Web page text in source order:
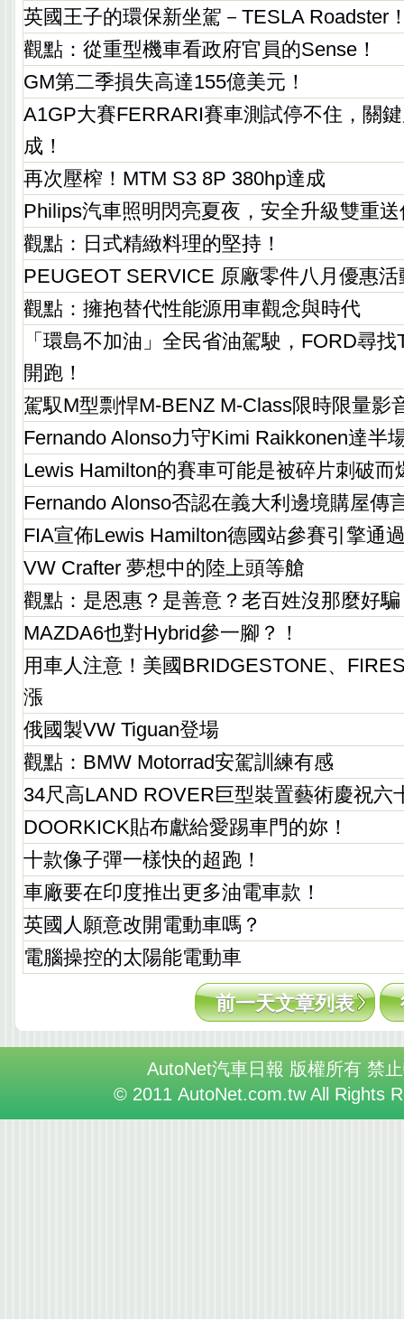
英國王子的環保新坐駕－TESLA Roadster
觀點：從重型機車看政府官員的Sense！
GM第二季損失高達155億美元！
A1GP大賽FERRARI賽車測試停不住，關
成！
再次壓榨！MTM S3 8P 380hp達成
Philips汽車照明閃亮夏夜，安全升級雙重
觀點：日式精緻料理的堅持！
PEUGEOT SERVICE 原廠零件八月優惠
觀點：擁抱替代性能源用車觀念與時代
「環島不加油」全民省油駕駛，FORD尋
開跑！
駕馭M型剽悍M-BENZ M-Class限時限量影
Fernando Alonso力守Kimi Raikkonen達半
Lewis Hamilton的賽車可能是被碎片刺破而
Fernando Alonso否認在義大利邊境購屋傳
FIA宣佈Lewis Hamilton德國站參賽引擎通
VW Crafter 夢想中的陸上頭等艙
觀點：是恩惠？是善意？老百姓沒那麼好
MAZDA6也對Hybrid參一腳？！
用車人注意！美國BRIDGESTONE、
漲
俄國製VW Tiguan登場
觀點：BMW Motorrad安駕訓練有感
34尺高LAND ROVER巨型裝置藝術慶祝六
DOORKICK貼布獻給愛踢車門的妳！
十款像子彈一樣快的超跑！
車廠要在印度推出更多油電車款！
英國人願意改開電動車嗎？
電腦操控的太陽能電動車
前一天文章列表
AutoNet汽車日報 版權所有 禁
© 2011 AutoNet.com.tw All Rights